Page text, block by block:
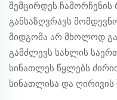
შემცირდეს ჩამორჩენის
განსაზღვრავს
მიდგომა არ მხოლოდ
გამძლევს სახლის
სინათლეს წყლებს
სინათლისა და ღირივის